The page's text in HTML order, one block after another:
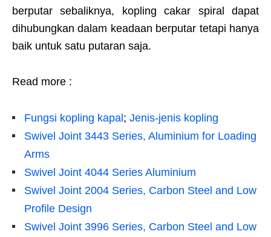
berputar sebaliknya, kopling cakar spiral dapat
dihubungkan dalam keadaan berputar tetapi hanya
baik untuk satu putaran saja.
Read more :
Fungsi kopling kapal; Jenis-jenis kopling
Swivel Joint 3443 Series, Aluminium for Loading
Arms
Swivel Joint 4044 Series Aluminium
Swivel Joint 2004 Series, Carbon Steel and Low
Profile Design
Swivel Joint 3996 Series, Carbon Steel and Low